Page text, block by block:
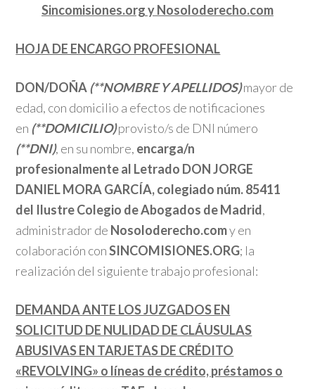
Sincomisiones.org y Nosoloderecho.com
HOJA DE ENCARGO PROFESIONAL
DON/DOÑA (**NOMBRE Y APELLIDOS)mayor de
edad, con domicilio a efectos de notificaciones
en (**DOMICILIO)provisto/s de DNI número
(**DNI), en su nombre, encarga/n
profesionalmente al Letrado DON JORGE
DANIEL MORA GARCÍA, colegiado núm. 85411
del IlustreColegio de Abogados de Madrid,
administrador de Nosoloderecho.comy en
colaboración conSINCOMISIONES.ORG; la
realización del siguiente trabajo profesional:
DEMANDA ANTE LOS JUZGADOS EN
SOLICITUD DE NULIDAD DE CLÁUSULAS
ABUSIVAS EN TARJETAS DE CRÉDITO
«REVOLVING» o líneas de crédito, préstamos o